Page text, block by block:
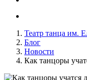
Театр танца им.
Блог
Новости
Как танцоры